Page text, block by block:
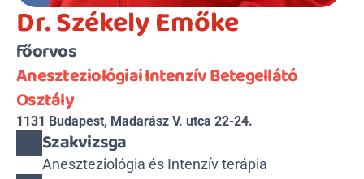
Dr. Székely Emőke
főorvos
Aneszteziológiai Intenzív Betegellátó
Osztály
1131 Budapest, Madarász V. utca 22-24.
Szakvizsga
Aneszteziológia és Intenzív terápia